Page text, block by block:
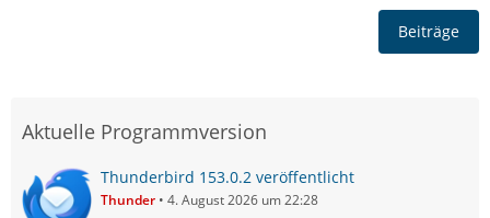
Beiträge
Aktuelle Programmversion
Thunderbird 153.0.2 veröffentlicht
Thunder 4. August 2026 um 22:28